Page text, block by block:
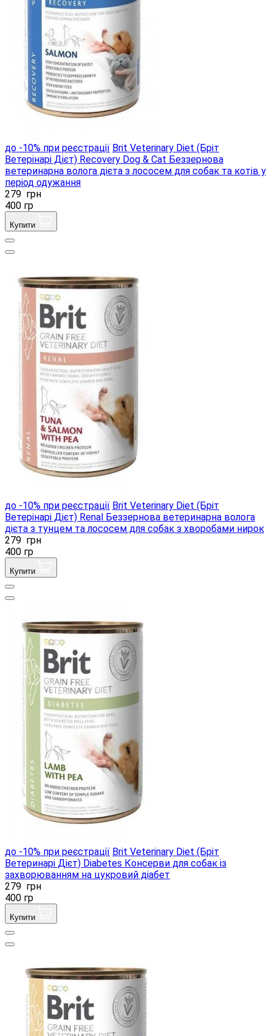
до -10% при реєстрації Brit Veterinary Diet (Бріт
Ветерінарі Дієт) Recovery Dog & Cat Беззернова
ветеринарна волога дієта з лососем для собак та котів у
період одужання
279 грн
400 гр
Купити
до -10% при реєстрації Brit Veterinary Diet (Бріт
Ветерінарі Дієт) Renal Беззернова ветеринарна волога
дієта з тунцем та лососем для собак з хворобами нирок
279 грн
400 гр
Купити
до -10% при реєстрації Brit Veterinary Diet (Бріт
Ветеринарі Дієт) Diabetes Консерви для собак із
захворюванням на цукровий діабет
279 грн
400 гр
Купити